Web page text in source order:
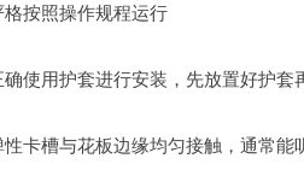
按照操作规程运行
确使用护套进行安装，先放置好护套
性卡槽与花板边缘均匀接触，通常